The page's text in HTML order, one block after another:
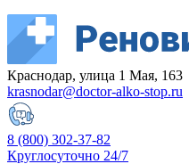
Краснодар, улица 1 Мая, 163
krasnodar@doctor-alko-stop.ru
8 (800) 302-37-82
Круглосуточно 24/7